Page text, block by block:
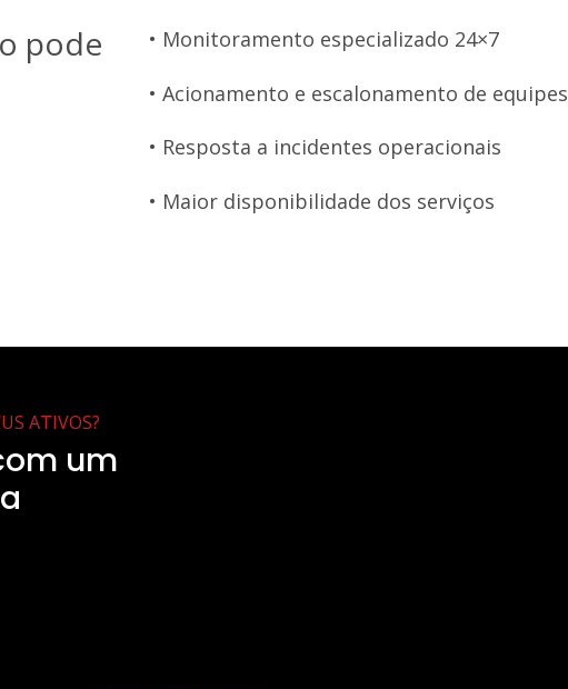
pode
• Monitoramento especializado 24×7
• Acionamento e escalonamento de equipes
• Resposta a incidentes operacionais
• Maior disponibilidade dos serviços
ATIVOS?
um